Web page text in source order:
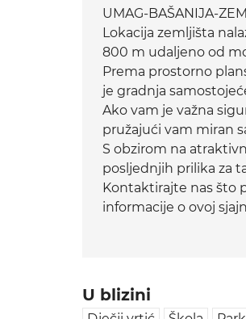
UMAG-BAŠANIJA-
Lokacija zemljišta
800 m udaljeno od
Prema prostorno
je gradnja
Ako vam je važna
pružajući vam miran
S obzirom na
posljednjih prilika za
Kontaktirajte nas što
informacije o ovoj
U blizini